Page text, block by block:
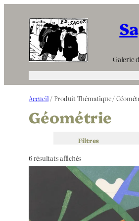
contenu
Galerie
Accueil / Produit Thématique /
Géométrie
Filtres
6 résultats affichés